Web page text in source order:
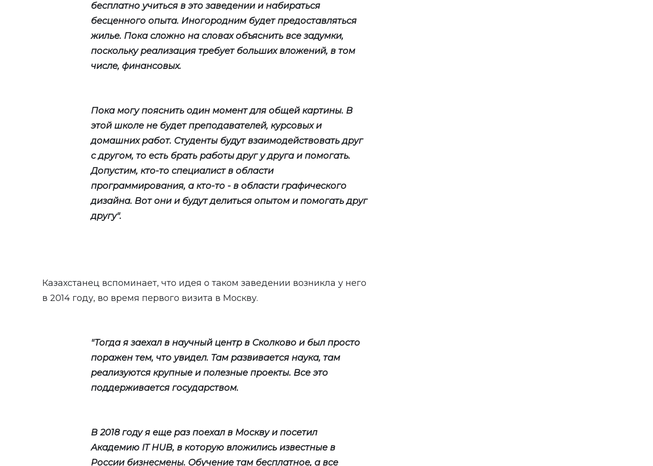
бесплатно учиться в это заведении и набираться
бесценного опыта. Иногородним будет предоставляться
жилье. Пока сложно на словах объяснить все задумки,
поскольку реализация требует больших вложений, в том
числе, финансовых.
Пока могу пояснить один момент для общей картины. В
этой школе не будет преподавателей, курсовых и
домашних работ. Студенты будут взаимодействовать друг
с другом, то есть брать работы друг у друга и помогать.
Допустим, кто-то специалист в области
программирования, а кто-то - в области графического
дизайна. Вот они и будут делиться опытом и помогать друг
другу".
Казахстанец вспоминает, что идея о таком заведении возникла у него
в 2014 году, во время первого визита в Москву.
"Тогда я заехал в научный центр в Сколково и был просто
поражен тем, что увидел. Там развивается наука, там
реализуются крупные и полезные проекты. Все это
поддерживается государством.
В 2018 году я еще раз поехал в Москву и посетил
Академию IT HUB, в которую вложились известные в
России бизнесмены. Обучение там бесплатное, а все